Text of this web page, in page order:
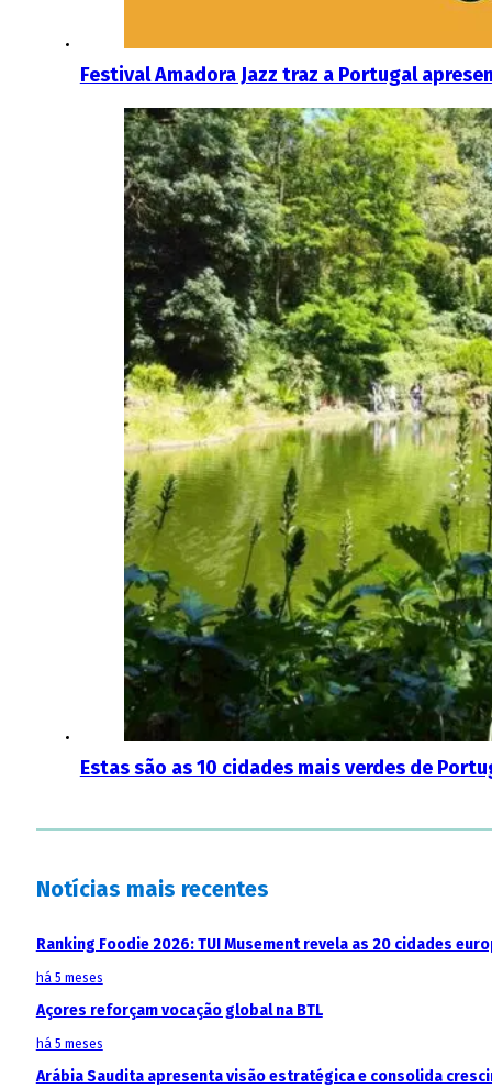
Festival Amadora Jazz traz a Portugal
Estas são as 10 cidades mais verdes de
Notícias mais recentes
Ranking Foodie 2026: TUI Musement revela as 20 cidades
há 5 meses
Açores reforçam vocação global na BTL
há 5 meses
Arábia Saudita apresenta visão estratégica e consolida